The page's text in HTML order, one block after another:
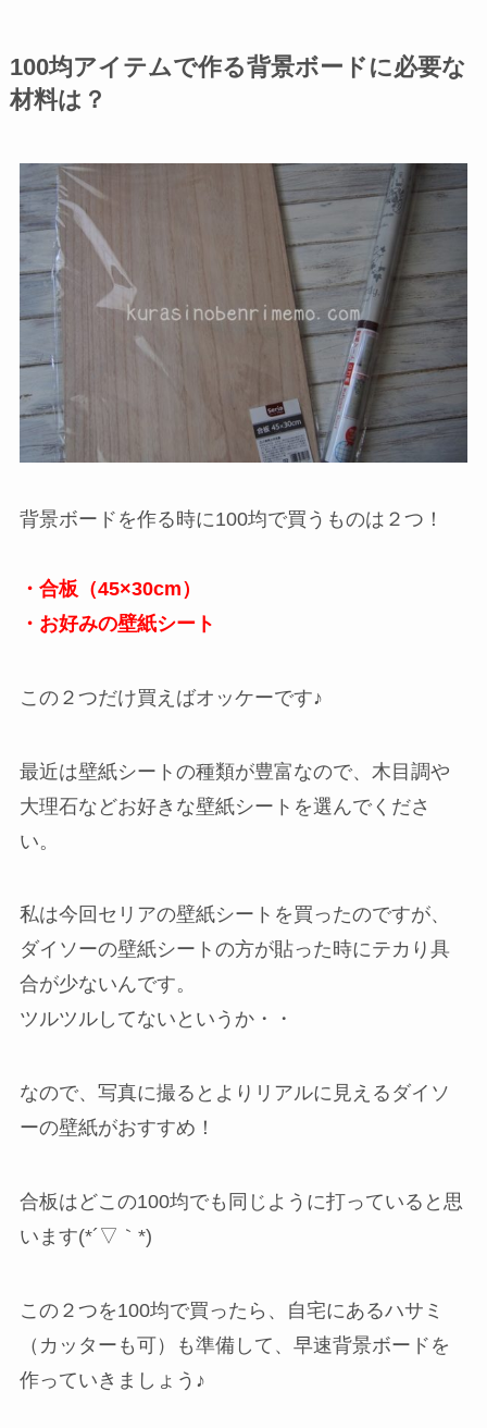
100均アイテムで作る背景ボードに必要な
材料は？
背景ボードを作る時に100均で買うものは２つ！
・合板（45×30cm）
・お好みの壁紙シート
この２つだけ買えばオッケーです♪
最近は壁紙シートの種類が豊富なので、木目調や
大理石などお好きな壁紙シートを選んでくださ
い。
私は今回セリアの壁紙シートを買ったのですが、
ダイソーの壁紙シートの方が貼った時にテカり具
合が少ないんです。
ツルツルしてないというか・・
なので、写真に撮るとよりリアルに見えるダイソ
ーの壁紙がおすすめ！
合板はどこの100均でも同じように打っていると思
います(*´▽｀*)
この２つを100均で買ったら、自宅にあるハサミ
（カッターも可）も準備して、早速背景ボードを
作っていきましょう♪